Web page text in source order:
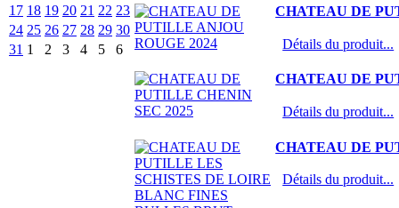
17 18 19 20 21 22 23
24 25 26 27 28 29 30
31 1 2 3 4 5 6
CHATEAU DE
Détails du produit...
CHATEAU DE
Détails du produit...
CHATEAU DE
Détails du produit...